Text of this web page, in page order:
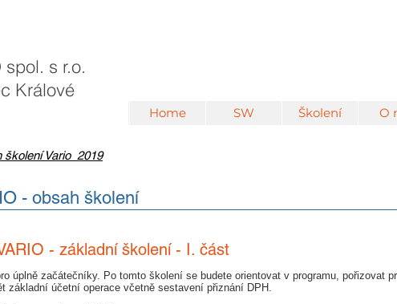
​spol. s r.o.
Králové
Home SW Školení O
školení Vario 2019
- obsah školení
- základní školení - I. část
úplně začátečníky. Po tomto školení se budete orientovat v programu, pořizovat
základní účetní operace včetně sestavení přiznání DPH.